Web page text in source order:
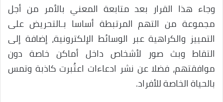
وجاء هذا القرار بعد متابعة المعني بالأمر من أجل
مجموعة من التهم المرتبطة أساسا بـالتحريض على
التمييز والكراهية عبر الوسائط الإلكترونية، إضافة إلى
التقاط وبث صور لأشخاص داخل أماكن خاصة دون
موافقتهم، فضلا عن نشر ادعاءات اعتُبرت كاذبة وتمس
بالحياة الخاصة للأفراد.